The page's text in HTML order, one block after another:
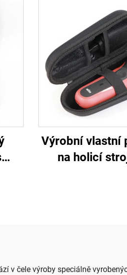
Výrobní vlastní
na holicí
v čele výroby speciálně